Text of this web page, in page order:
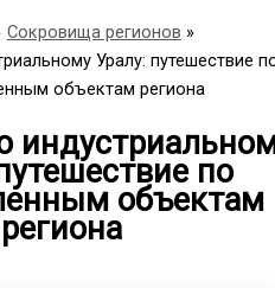
Сокровища регионов
Уралу: путешествие
объектам региона
по
объектам
региона